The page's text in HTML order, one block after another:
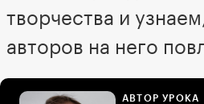
творчества и
авторов на него
АВТОР УРОКА